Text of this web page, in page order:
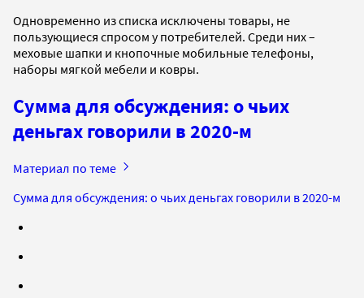
Одновременно из списка исключены товары, не
пользующиеся спросом у потребителей. Среди них –
меховые шапки и кнопочные мобильные телефоны,
наборы мягкой мебели и ковры.
Сумма для обсуждения: о чьих
деньгах говорили в 2020-м
Материал по теме
Сумма для обсуждения: о чьих деньгах говорили в 2020-м